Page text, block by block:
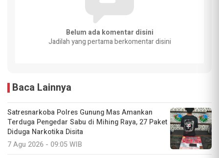
Belum ada komentar disini
Jadilah yang pertama berkomentar disini
Baca Lainnya
Satresnarkoba Polres Gunung Mas Amankan
Terduga Pengedar Sabu di Mihing Raya, 27 Paket
Diduga Narkotika Disita
7 Agu 2026 - 09:05 WIB